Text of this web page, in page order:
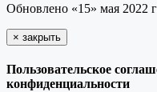
Обновлено «15» мая 2022
× закрыть
Пользовательское
конфиденциальности